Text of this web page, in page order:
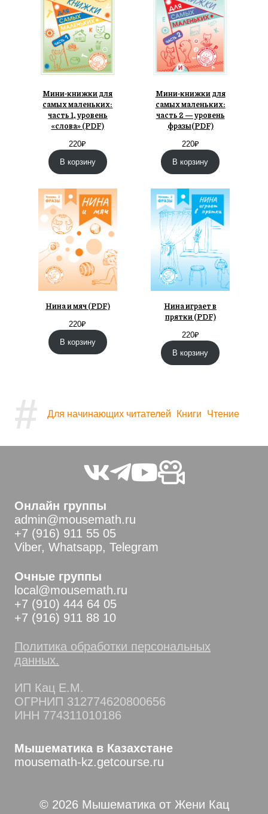
Мини-книжки для
самых маленьких:
часть 1, уровень
«слова» (PDF)
220₽
В корзину
Мини-книжки для
самых маленьких:
часть 2 — уровень
фразы(PDF)
220₽
В корзину
Нина и мяч (PDF)
220₽
В корзину
Нина играет в
прятки (PDF)
220₽
В корзину
# Для начинающих читателей Книги Чтение
Онлайн группы
admin@mousemath.ru
+7 (916) 911 55 05
Viber, Whatsapp, Telegram
Очные группы
local@mousemath.ru
+7 (910) 444 64 05
+7 (916) 911 88 10
Политика обработки персональных
данных.
ИП Кац Е.М.
ОГРНИП 312774620800656
ИНН 774311010186
Мышематика в Казахстане
mousemath-kz.getcourse.ru
© 2026 Мышематика от Жени Кац